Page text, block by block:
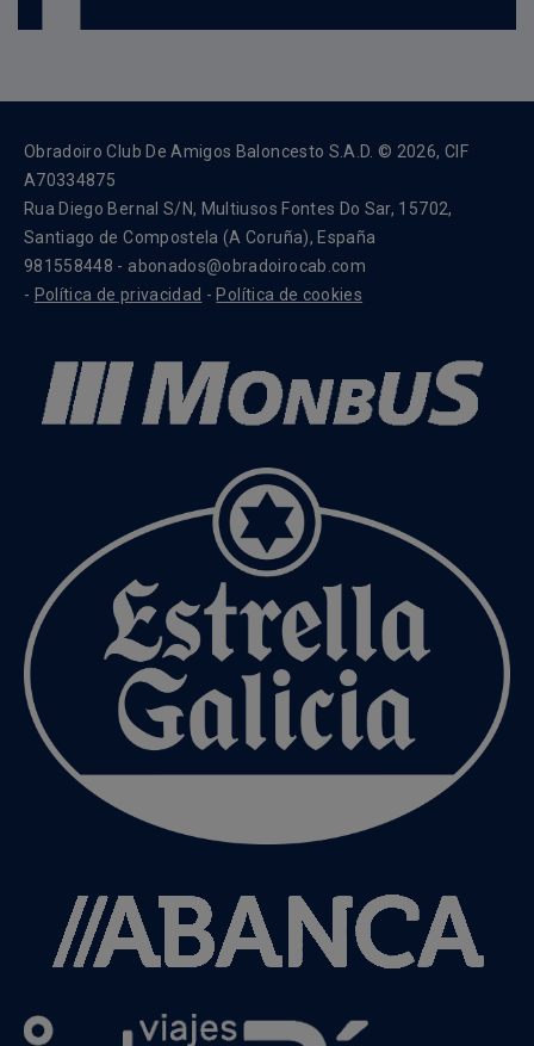
Obradoiro Club De Amigos Baloncesto S.A.D. © 2026, CIF
A70334875
Rua Diego Bernal S/N, Multiusos Fontes Do Sar, 15702,
Santiago de Compostela (A Coruña), España
981558448 - abonados@obradoirocab.com
- Política de privacidad - Política de cookies